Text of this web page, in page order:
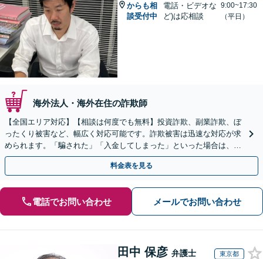
からも相
談受付中
電話・ビデオな
ど)は応相談
9:00~17:30
（平日）
海外法人・海外在住の詐欺師
【全国エリア対応】【相談は何度でも無料】投資詐欺、副業詐欺、ぼ
ったくり被害など、幅広く対応可能です。詐欺被害は迅速な対応が求
められます。「騙された」「入金してしまった」といった場合は、お
早めにご相談ください。【電話・メール・WEB相談可】
料金表を見る
電話でお問い合わせ メールでお問い合わせ
田中 保彦 弁護士 東京都